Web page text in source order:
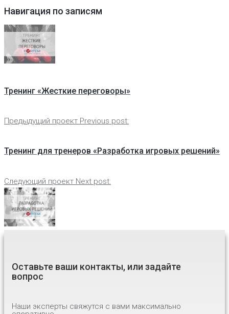
Навигация по записям
Тренинг «Жесткие переговоры»
Предыдущий проект Previous post:
Тренинг для тренеров «Разработка игровых решений»
Следующий проект Next post:
Оставьте ваши контакты, или задайте
вопрос
Наши эксперты свяжутся с вами максимально